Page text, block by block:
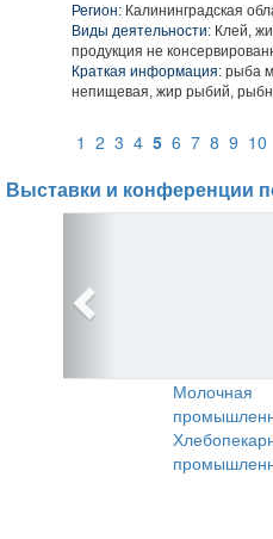
Регион: Калининградская
Виды деятельности: Клей,
продукция не
Краткая информация: рыба
непищевая, жир рыбий,
1 2 3 4 5 6 7 8 9 10
Выставки и конференции
Молочная